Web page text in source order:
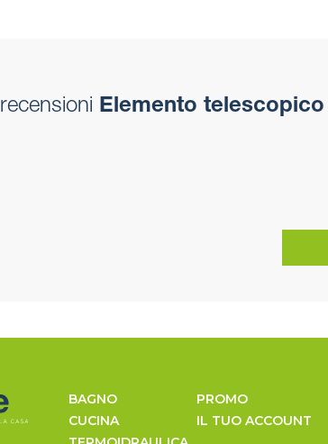
recensioni Elemento
BAGNO
CUCINA
PROMO
IL TUO ACCOUNT